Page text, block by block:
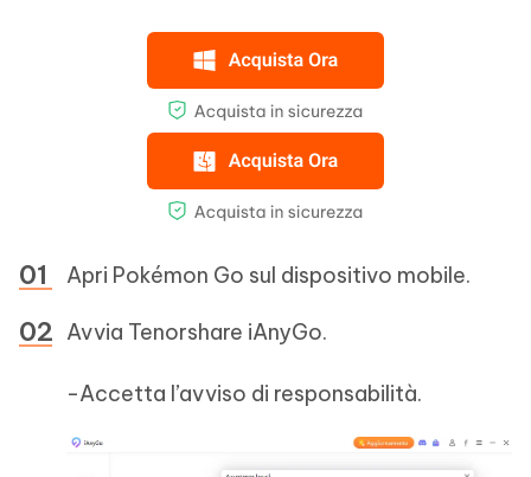
Apri Pokémon Go sul dispositivo mobile.
Avvia Tenorshare iAnyGo.
-Accetta l’avviso di responsabilità.